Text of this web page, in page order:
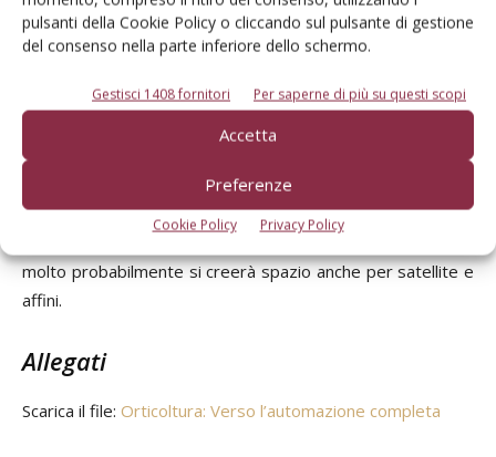
pulsanti della Cookie Policy o cliccando sul pulsante di gestione
del consenso nella parte inferiore dello schermo.
Gestisci 1408 fornitori Per saperne di più su questi scopi
Accetta
Preferenze
Cookie Policy Privacy Policy
della serra, mentre non sono state fatte prove usando
come schermo le pareti medesime. I risultati, dicono i
di precisione, sono buoni e del resto gli ultrasuoni sono già
impiegati in settori affini, come la viticoltura.
Resta soltanto da attendere lo sviluppo della domanda,
insomma. Quando i serricoltori saranno disposti a sborsare
molto probabilmente si creerà spazio anche per satellite e
affini.
Allegati
Scarica il file: Orticoltura: Verso l’automazione completa